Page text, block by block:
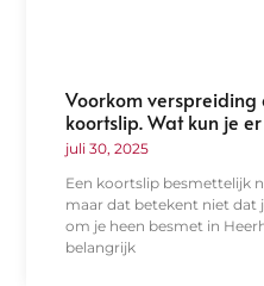
Voorkom verspreiding
koortslip. Wat kun je
juli 30, 2025
Een koortslip besmettelijk
maar dat betekent niet dat
om je heen besmet in
belangrijk